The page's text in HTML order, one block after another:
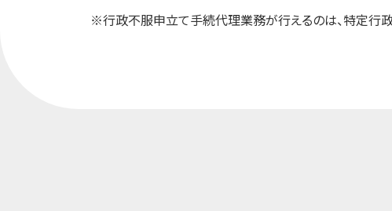
※行政不服申立て手続代理業務が行えるのは、特定行